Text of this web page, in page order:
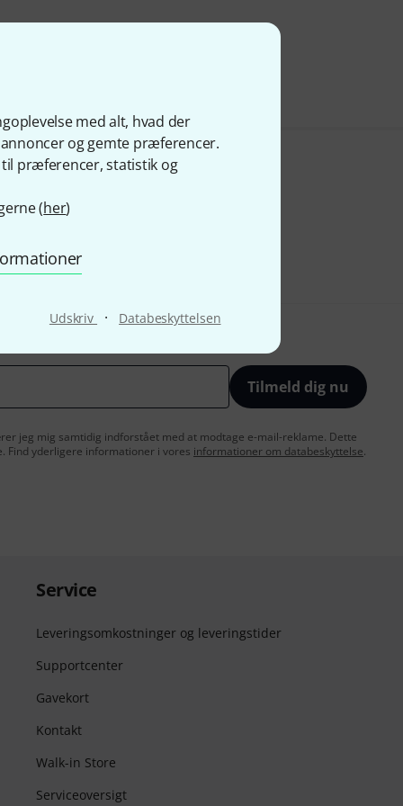
med alt, hvad der
og gemte præferencer.
til præferencer, statistik og
(her)
Udskriv · Databeskyttelsen
Tilmeld dig nu
jeg mig samtidig indforstået med at modtage e-mail-reklame. Dette
Find yderligere informationer i vores informationer om databeskyttelse.
Service
Leveringsomkostninger og leveringstider
Supportcenter
Gavekort
Kontakt
Walk-in Store
Serviceoversigt